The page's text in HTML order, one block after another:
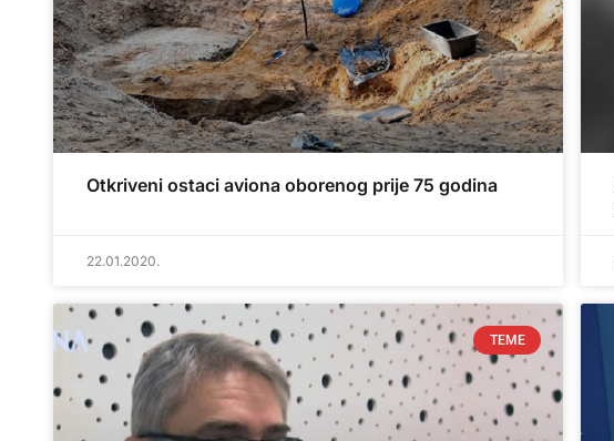
Otkriveni ostaci aviona oborenog prije 75 godina
22.01.2020.
TEME